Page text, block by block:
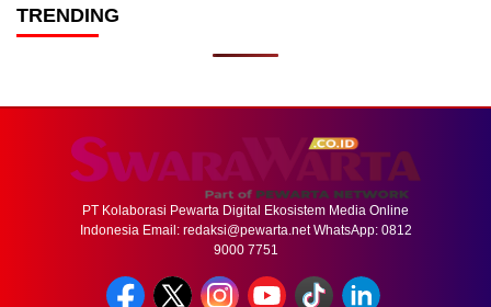
TRENDING
PT Kolaborasi Pewarta Digital Ekosistem Media Online
Indonesia Email: redaksi@pewarta.netWhatsApp: 0812
9000 7751